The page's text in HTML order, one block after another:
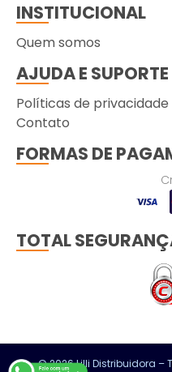
INSTITUCIONAL
Quem somos
AJUDA E SUPORTE
Políticas de privacidade
Contato
FORMAS DE
TOTAL
© 2026 Lilli Distribuidora –